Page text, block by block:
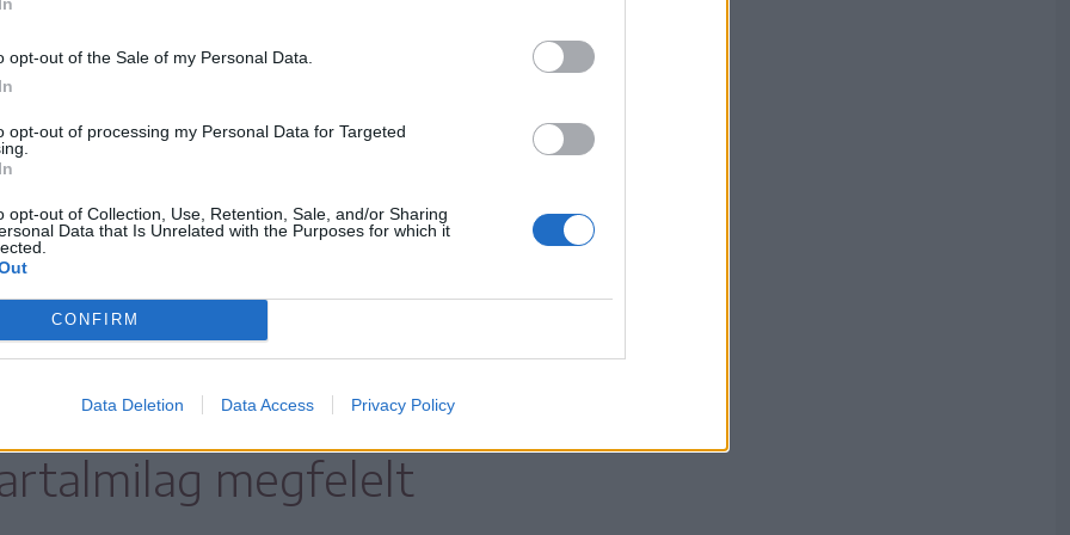
opt-out of the Sale of my Personal Data.
opt-out of processing my Personal Data for Targeted
opt-out of Collection, Use, Retention, Sale, and/or Sharing
Data that Is Unrelated with the Purposes for which it
CONFIRM
Data Deletion Data Access Privacy Policy
belüli helyszínek felkeresésekor számos
az elmúlt években számos
segítették az iskolákat és a pályázó
meg tudják szervezni az utazásokat.
minden
amely
megfelelt